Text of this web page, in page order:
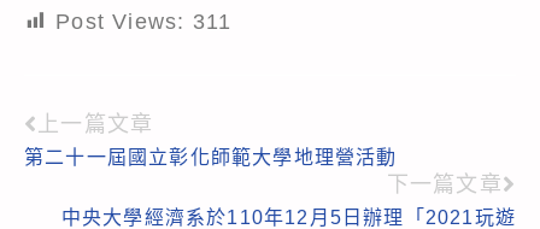
Post Views: 311
Read
more
articles
上一篇文章
第二十一屆國立彰化師範大學地理營活動
下一篇文章
中央大學經濟系於110年12月5日辦理「2021玩遊